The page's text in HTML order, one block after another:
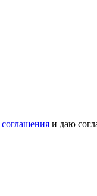
соглашения и даю